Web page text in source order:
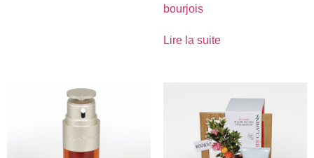
bourjois
Lire la suite